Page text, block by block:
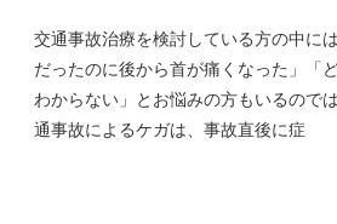
交通事故治療を検討している方の中に
だったのに後から首が痛くなった」「
わからない」とお悩みの方もいるので
通事故によるケガは、事故直後に症